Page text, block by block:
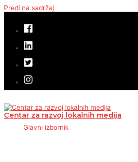
Pređi na sadržaj
Centar za razvoj lokalnih medija
Glavni izbornik